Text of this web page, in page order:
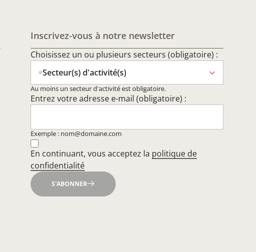
Inscrivez-vous à notre newsletter
Choisissez un ou plusieurs secteurs (obligatoire) :
Secteur(s) d'activité(s)
Au moins un secteur d'activité est obligatoire.
Entrez votre adresse e-mail (obligatoire) :
Exemple : nom@domaine.com
En continuant, vous acceptez la politique de
confidentialité
S'ABONNER